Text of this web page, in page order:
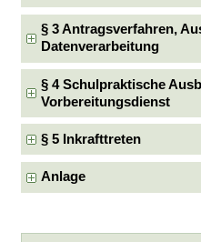
§ 3 Antragsverfahren,
Datenverarbeitung
§ 4 Schulpraktische
Vorbereitungsdienst
§ 5 Inkrafttreten
Anlage